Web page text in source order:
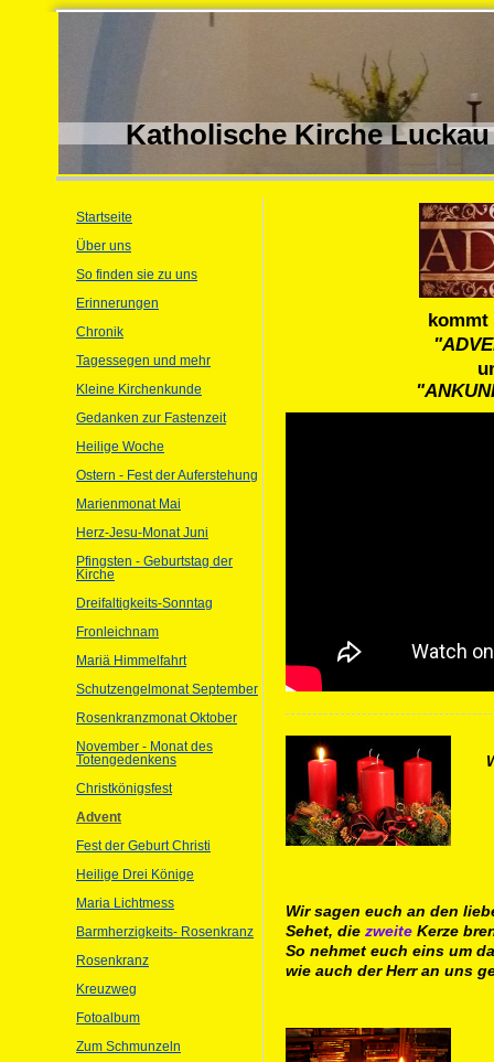
Katholische Kirche Luckau
Startseite
Über uns
So finden sie zu uns
Erinnerungen
Chronik
Tagessegen und mehr
Kleine Kirchenkunde
Gedanken zur Fastenzeit
Heilige Woche
Ostern - Fest der Auferstehung
Marienmonat Mai
Herz-Jesu-Monat Juni
Pfingsten - Geburtstag der
Kirche
Dreifaltigkeits-Sonntag
Fronleichnam
Mariä Himmelfahrt
Schutzengelmonat September
Rosenkranzmonat Oktober
November - Monat des
Totengedenkens
Christkönigsfest
Advent
Fest der Geburt Christi
Heilige Drei Könige
Maria Lichtmess
Barmherzigkeits- Rosenkranz
Rosenkranz
Kreuzweg
Fotoalbum
Zum Schmunzeln
kommt
Wir sagen euch an den
Sehet, die zweite Kerze
So nehmet euch eins um
wie auch der Herr an uns